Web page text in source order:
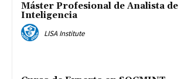
Máster Profesional de Analista de
Inteligencia
LISA Institute